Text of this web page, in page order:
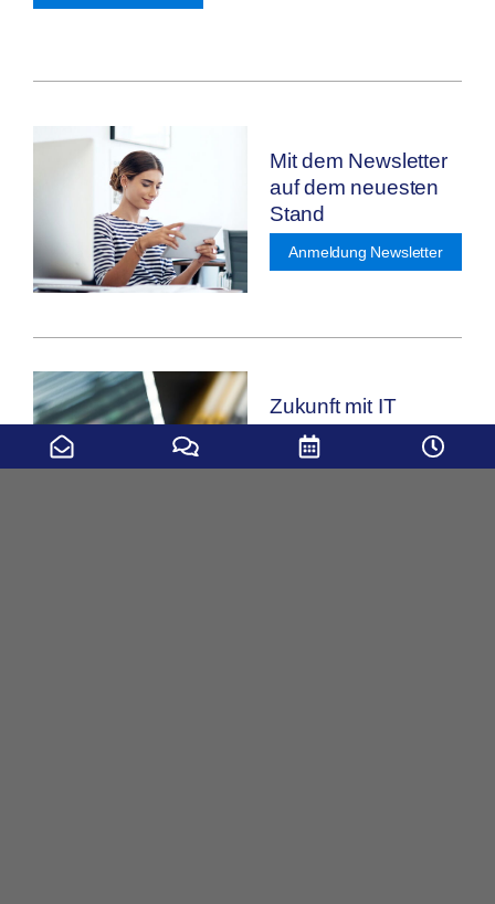
Mit dem Newsletter
auf dem neuesten
Stand
Anmeldung Newsletter
Zukunft mit IT
Unsere aktuellen
Stellenangebote